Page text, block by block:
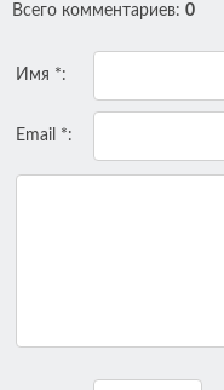
Всего комментариев: 0
Имя *:
Email *: